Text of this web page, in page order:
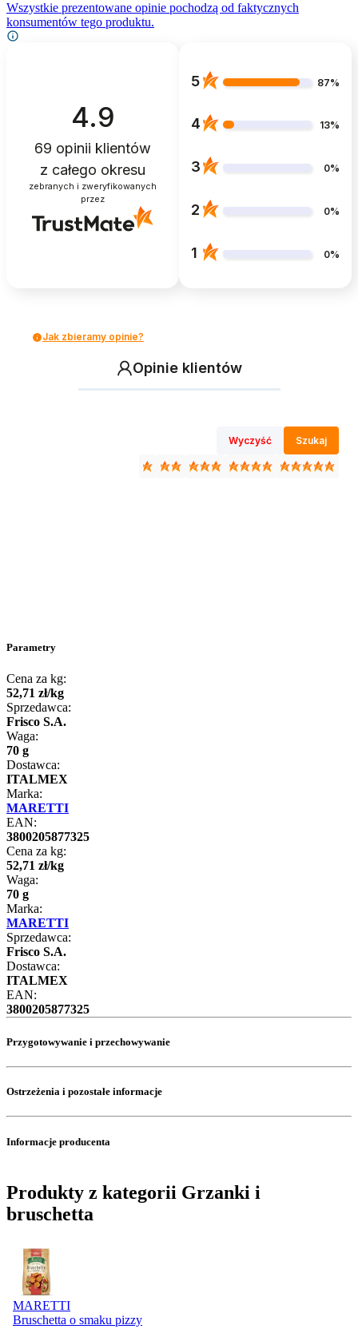
Wszystkie prezentowane opinie pochodzą od faktycznych
konsumentów tego produktu.
4.9
69 opinii klientów
z całego okresu
zebranych i zweryfikowanych
przez
5 87%
4 13%
3 0%
2 0%
1 0%
Jak zbieramy opinie?
Opinie klientów
Wyczyść Szukaj
Parametry
Cena za kg:
52,71 zł/kg
Sprzedawca:
Frisco S.A.
Waga:
70 g
Dostawca:
ITALMEX
Marka:
MARETTI
EAN:
3800205877325
Cena za kg:
52,71 zł/kg
Waga:
70 g
Marka:
MARETTI
Sprzedawca:
Frisco S.A.
Dostawca:
ITALMEX
EAN:
3800205877325
Przygotowywanie i przechowywanie
Ostrzeżenia i pozostałe informacje
Informacje producenta
Produkty z kategorii Grzanki i
bruschetta
MARETTI
Bruschetta o smaku pizzy